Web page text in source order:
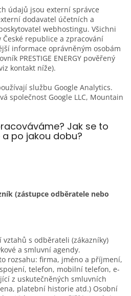
údajů jsou externí správce
dodavatel účetních a
webhostingu. Všichni
republice a zpracování
informace oprávněným osobám
PRESTIGE ENERGY pověřený
kontakt níže).
službu Google Analytics.
společnost Google LLC, Mountain
Jak se to
po jakou dobu?
(zástupce odběratele nebo
s odběrateli (zákazníky)
a smluvní agendy.
rozsahu: firma, jméno a příjmení,
telefon, mobilní telefon, e-
z uskutečněných smluvních
platební historie atd.) Osobní